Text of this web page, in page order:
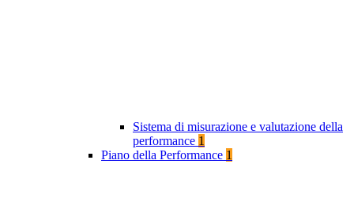
Sistema di misurazione e valutazione della
performance 1
Piano della Performance 1